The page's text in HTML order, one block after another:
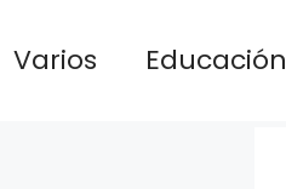
Varios Educación